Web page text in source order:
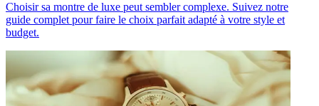
Choisir sa montre de luxe peut sembler complexe. Suivez notre
guide complet pour faire le choix parfait adapté à votre style et
budget.